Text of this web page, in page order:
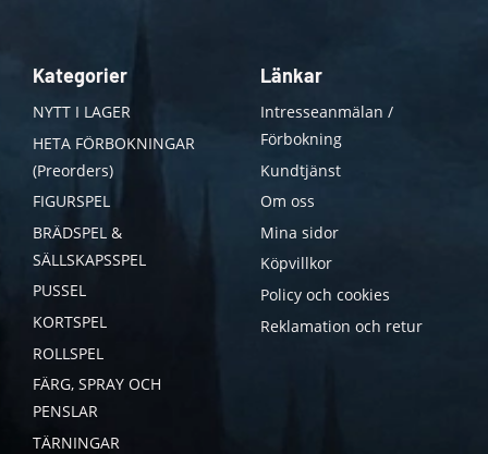
Kategorier
NYTT I LAGER
HETA FÖRBOKNINGAR
(Preorders)
FIGURSPEL
BRÄDSPEL &
SÄLLSKAPSSPEL
PUSSEL
KORTSPEL
ROLLSPEL
FÄRG, SPRAY OCH
PENSLAR
TÄRNINGAR
Länkar
Intresseanmälan /
Förbokning
Kundtjänst
Om oss
Mina sidor
Köpvillkor
Policy och cookies
Reklamation och retur